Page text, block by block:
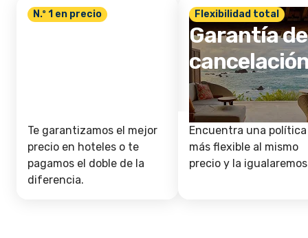
N.º 1 en precio
Te garantizamos el mejor
precio en hoteles o te
pagamos el doble de la
diferencia.
Flexibilidad total
Garantía de
Encuentra una política
más flexible al mismo
precio y la